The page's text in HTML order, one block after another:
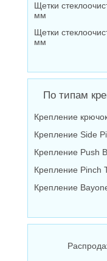
Щетки
мм
Щетки
мм
По типам
Крепление
Крепление Side
Крепление Push
Крепление Pinch
Крепление